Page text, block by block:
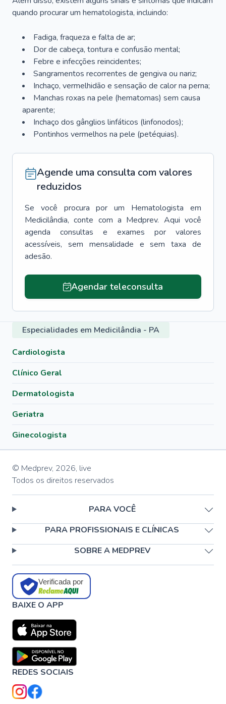
quando procurar um hematologista, incluindo:
Fadiga, fraqueza e falta de ar;
Dor de cabeça, tontura e confusão mental;
Febre e infecções reincidentes;
Sangramentos recorrentes de gengiva ou nariz;
Inchaço, vermelhidão e sensação de calor na perna;
Manchas roxas na pele (hematomas) sem causa
aparente;
Inchaço dos gânglios linfáticos (linfonodos);
Pontinhos vermelhos na pele (petéquias).
Agende uma consulta com valores
reduzidos
Se você procura por um Hematologista
em
Medicilândia, conte com a Medprev. Aqui você
agenda consultas e exames por valores
acessíveis, sem mensalidade e sem taxa de
adesão.
Agendar teleconsulta
Especialidades em Medicilândia - PA
Cardiologista
Clínico Geral
Dermatologista
Geriatra
Ginecologista
© Medprev, 2026, live
Todos os direitos reservados
PARA VOCÊ
PARA PROFISSIONAIS E CLÍNICAS
SOBRE A MEDPREV
Verificada por
BAIXE O APP
REDES SOCIAIS